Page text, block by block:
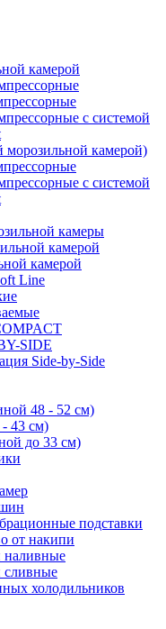
камерой
с системой
камерой)
с системой
камеры
камерой
камерой
Line
SIDE
Side-by-Side
48 - 52 см)
- 43 см)
до 33 см)
подставки
от накипи
холодильников